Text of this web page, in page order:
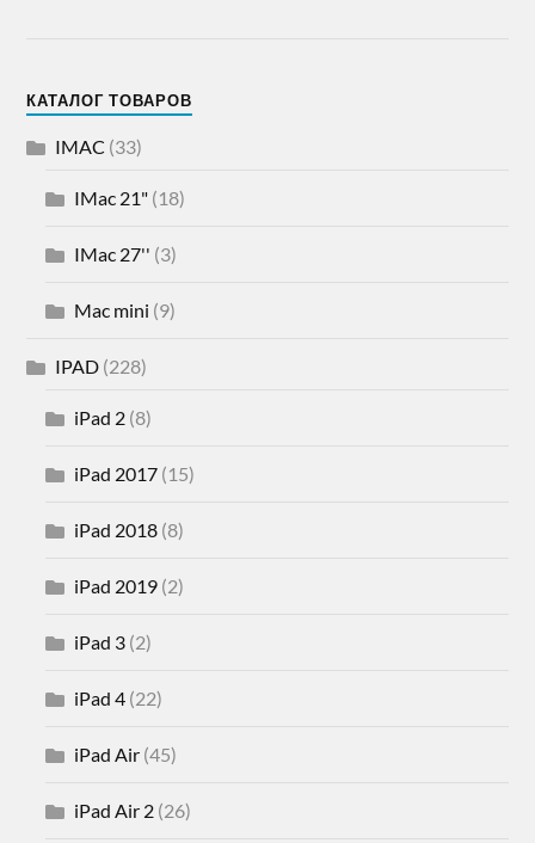
КАТАЛОГ ТОВАРОВ
IMAC (33)
IMac 21" (18)
IMac 27'' (3)
Mac mini (9)
IPAD (228)
iPad 2 (8)
iPad 2017 (15)
iPad 2018 (8)
iPad 2019 (2)
iPad 3 (2)
iPad 4 (22)
iPad Air (45)
iPad Air 2 (26)